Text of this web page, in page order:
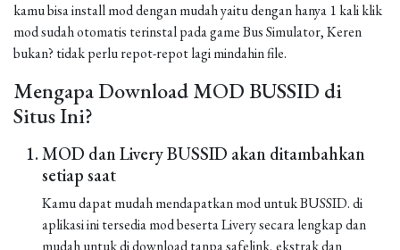
kamu bisa install mod dengan mudah yaitu dengan hanya 1 kali klik
mod sudah otomatis terinstal pada game Bus Simulator, Keren
bukan? tidak perlu repot-repot lagi mindahin file.
Mengapa Download MOD BUSSID di
Situs Ini?
MOD dan Livery BUSSID akan ditambahkan
setiap saat
Kamu dapat mudah mendapatkan mod untuk BUSSID. di
aplikasi ini tersedia mod beserta Livery secara lengkap dan
mudah untuk di download tanpa safelink, ekstrak dan